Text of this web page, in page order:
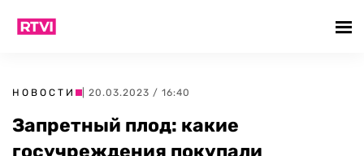
НОВОСТИ | 20.03.2023 / 16:40
Запретный плод: какие
госучреждения покупали